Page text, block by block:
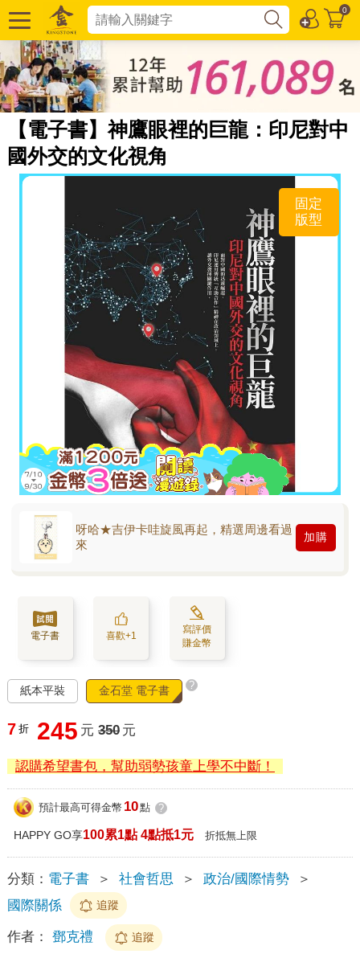
0
【電子書】神鷹眼裡的巨龍：印尼對中
國外交的文化視角
固定
版型
呀哈★吉伊卡哇旋風再起，精選周邊看過
來
加購
電子書 喜歡+1
寫評價
賺金幣
紙本平裝 金石堂 電子書 ?
7 折 245 元 350 元
認購希望書包，幫助弱勢孩童上學不中斷！
預計最高可得金幣 10點 ?
HAPPY GO享100累1點 4點抵1元 折抵無上限
分類： 電子書 ＞ 社會哲思 ＞ 政治/國際情勢
＞
國際關係
追蹤
作者： 鄧克禮 追蹤